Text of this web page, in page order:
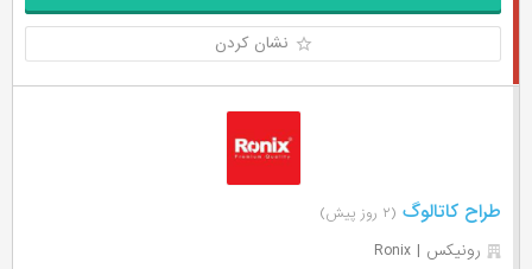
نشان کردن
طراح کاتالوگ (۲ روز پیش)
رونیکس | Ronix